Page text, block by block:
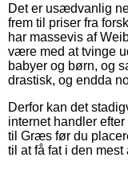
Det er usædvanlig
frem til priser fra
har massevis af
være med at tvinge
babyer og børn, og
drastisk, og endda
Derfor kan det
internet handler
til Græs før du
til at få fat i den mest